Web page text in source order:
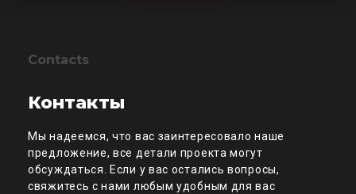
Contacts
Контакты
Мы надеемся, что вас заинтересовало наше
предложение, все детали проекта могут
обсуждаться. Если у вас остались вопросы,
свяжитесь с нами любым удобным для вас